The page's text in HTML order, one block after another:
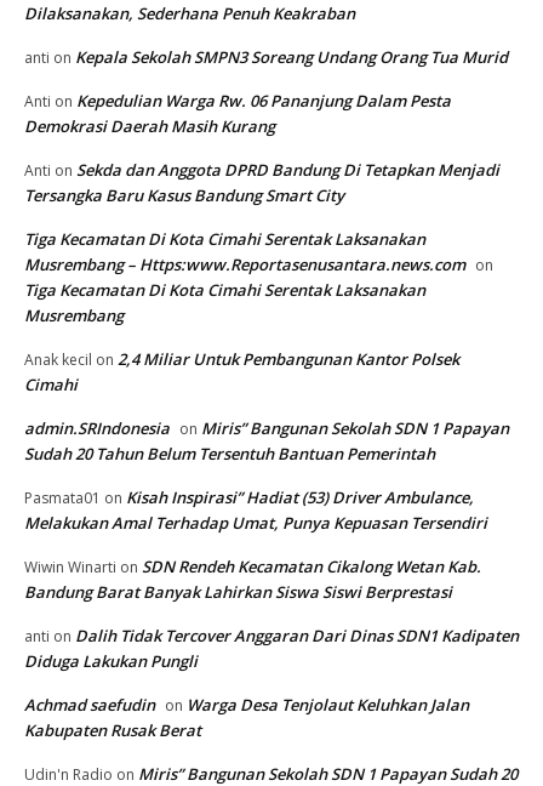
Dilaksanakan, Sederhana Penuh Keakraban
anti on Kepala Sekolah SMPN3 Soreang Undang Orang Tua Murid
Anti on Kepedulian Warga Rw. 06 Pananjung Dalam Pesta
Demokrasi Daerah Masih Kurang
Anti on Sekda dan Anggota DPRD Bandung Di Tetapkan Menjadi
Tersangka Baru Kasus Bandung Smart City
Tiga Kecamatan Di Kota Cimahi Serentak Laksanakan
Musrembang – Https:www.Reportasenusantara.news.com on
Tiga Kecamatan Di Kota Cimahi Serentak Laksanakan
Musrembang
Anak kecil on 2,4 Miliar Untuk Pembangunan Kantor Polsek
Cimahi
admin.SRIndonesia on Miris” Bangunan Sekolah SDN 1 Papayan
Sudah 20 Tahun Belum Tersentuh Bantuan Pemerintah
Pasmata01 on Kisah Inspirasi” Hadiat (53) Driver Ambulance,
Melakukan Amal Terhadap Umat, Punya Kepuasan Tersendiri
Wiwin Winarti on SDN Rendeh Kecamatan Cikalong Wetan Kab.
Bandung Barat Banyak Lahirkan Siswa Siswi Berprestasi
anti on Dalih Tidak Tercover Anggaran Dari Dinas SDN1 Kadipaten
Diduga Lakukan Pungli
Achmad saefudin on Warga Desa Tenjolaut Keluhkan Jalan
Kabupaten Rusak Berat
Udin'n Radio on Miris” Bangunan Sekolah SDN 1 Papayan Sudah 20